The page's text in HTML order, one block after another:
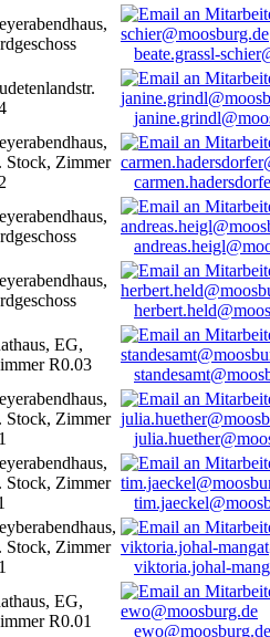
beate.grassl-
Stock, Zimmer
EG,
R0.03
Stock, Zimmer
Stock, Zimmer
Stock, Zimmer
viktoria.johal-
EG,
R0.01
ewo@moosburg.de